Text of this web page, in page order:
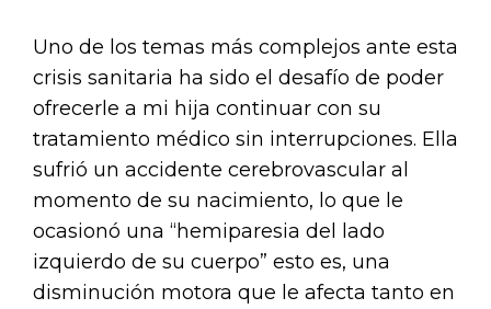
Uno de los temas más complejos ante esta
crisis sanitaria ha sido el desafío de poder
ofrecerle a mi hija continuar con su
tratamiento médico sin interrupciones. Ella
sufrió un accidente cerebrovascular al
momento de su nacimiento, lo que le
ocasionó una “hemiparesia del lado
izquierdo de su cuerpo” esto es, una
disminución motora que le afecta tanto en